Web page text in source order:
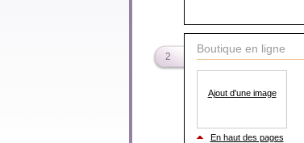
2
Boutique en ligne
Ajout d'une image
En haut des pages